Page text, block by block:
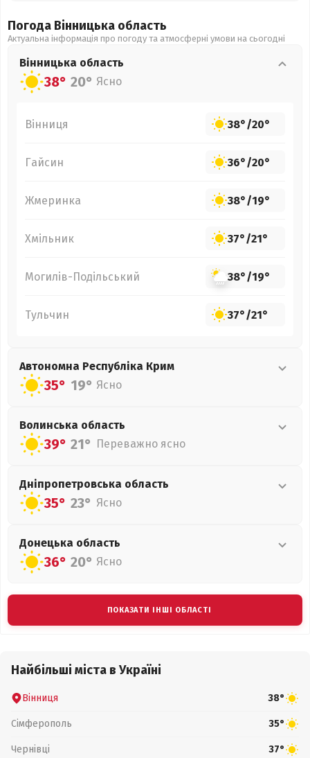
Погода Вінницька область
Актуальна інформація про погоду та атмосферні умови на сьогодні
Вінницька область
38° 20° Ясно
Вінниця 38°/20°
Гайсин 36°/20°
Жмеринка 38°/19°
Хмільник 37°/21°
Могилів-Подільський 38°/19°
Тульчин 37°/21°
Автономна Республіка Крим
35° 19° Ясно
Волинська область
39° 21° Переважно ясно
Дніпропетровська область
35° 23° Ясно
Донецька область
36° 20° Ясно
ПОКАЗАТИ ІНШІ ОБЛАСТІ
Найбільші міста в Україні
Вінниця 38°
Сімферополь 35°
Чернівці 37°